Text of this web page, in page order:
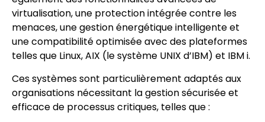
virtualisation, une protection intégrée contre les
menaces, une gestion énergétique intelligente et
une compatibilité optimisée avec des plateformes
telles que Linux, AIX (le système UNIX d’IBM) et IBM i.
Ces systèmes sont particulièrement adaptés aux
organisations nécessitant la gestion sécurisée et
efficace de processus critiques, telles que :